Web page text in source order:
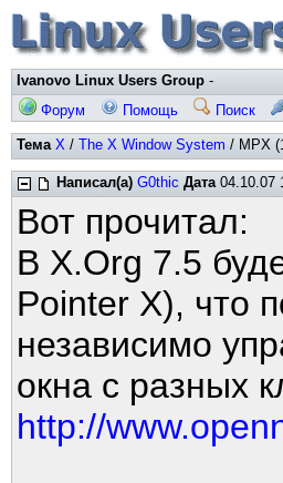
Ivanovo Linux Users Group -
Форум
Помощь Поиск
Тема X / The X Window System / MPX
Написал(а) G0thic Дата04.10.07
Вот прочитал:
В X.Org 7.5
Pointer X), что
независимо
окна с разных
http://